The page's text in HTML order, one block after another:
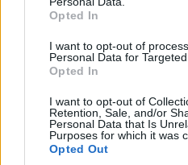
Opted In
I want to opt-out of
Personal Data for Targeted
Opted In
I want to opt-out of
Retention, Sale, and/or
Personal Data that Is
Purposes for which it was
Opted Out
Εννιάμερα